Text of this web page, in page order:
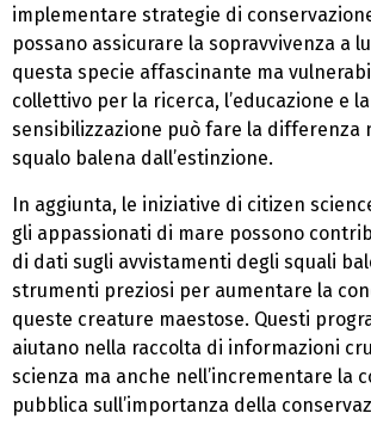
implementare strategie di
possano assicurare la sopravvivenza a
questa specie affascinante ma
collettivo per la ricerca, l’educazione e la
sensibilizzazione può fare la differenza
squalo balena dall’estinzione.
In aggiunta, le iniziative di citizen
gli appassionati di mare possono
di dati sugli avvistamenti degli squali
strumenti preziosi per aumentare la
queste creature maestose. Questi
aiutano nella raccolta di informazioni
scienza ma anche nell’incrementare la
pubblica sull’importanza della